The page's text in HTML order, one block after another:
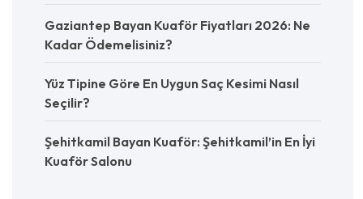
Gaziantep Bayan Kuaför Fiyatları 2026: Ne
Kadar Ödemelisiniz?
Yüz Tipine Göre En Uygun Saç Kesimi Nasıl
Seçilir?
Şehitkamil Bayan Kuaför: Şehitkamil’in En İyi
Kuaför Salonu